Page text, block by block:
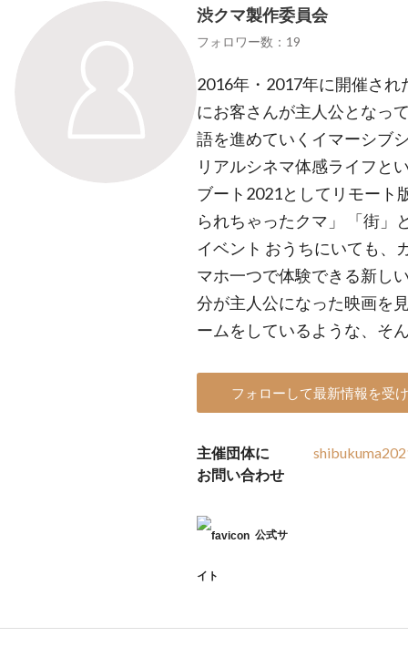
渋クマ製作委員会
フォロワー数：19
2016年・2017年に開催さ
にお客さんが主人公となっ
語を進めていくイマーシブ
リアルシネマ体感ライフと
ブート2021としてリモート
られちゃったクマ」 「街」
イベント おうちにいても、
マホ一つで体験できる新し
分が主人公になった映画を
ームをしているような、そ
フォローして最新情報を受
主催団体に
お問い合わせ
公式サ
イト